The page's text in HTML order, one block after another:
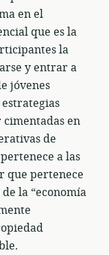
en el
que es la
la
y entrar a
jóvenes
en
de
a las
que pertenece
la “economía